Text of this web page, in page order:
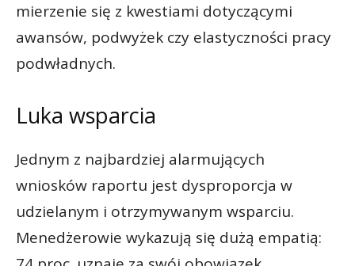
mierzenie się z kwestiami dotyczącymi
awansów, podwyżek czy elastyczności pracy
podwładnych.
Luka wsparcia
Jednym z najbardziej alarmujących
wniosków raportu jest dysproporcja w
udzielanym i otrzymywanym wsparciu.
Menedżerowie wykazują się dużą empatią: